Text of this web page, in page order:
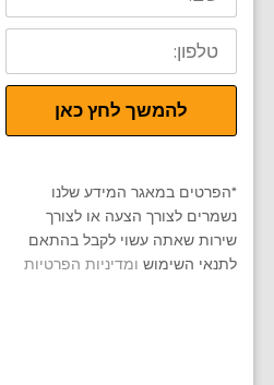
טלפון:
להמשך לחץ כאן
*הפרטים במאגר המידע שלנו
נשמרים לצורך הצעה או לצורך
שירות שאתה עשוי לקבל בהתאם
לתנאי השימוש ומדיניות הפרטיות